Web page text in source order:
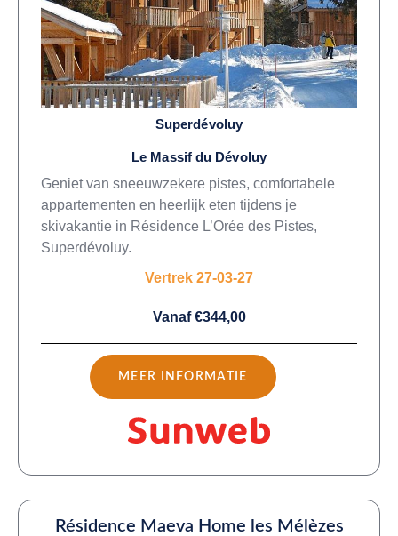
Superdévoluy
Le Massif du Dévoluy
Geniet van sneeuwzekere pistes, comfortabele
appartementen en heerlijk eten tijdens je
skivakantie in Résidence L’Orée des Pistes,
Superdévoluy.
Vertrek 27-03-27
Vanaf €344,00
MEER INFORMATIE
Résidence Maeva Home les Mélèzes